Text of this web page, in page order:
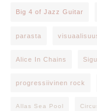
Big 4 of Jazz Guitar
parasta
Alice In Chains
progressiivinen rock
Allas Sea Pool